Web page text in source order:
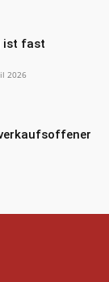
ist fast
2026